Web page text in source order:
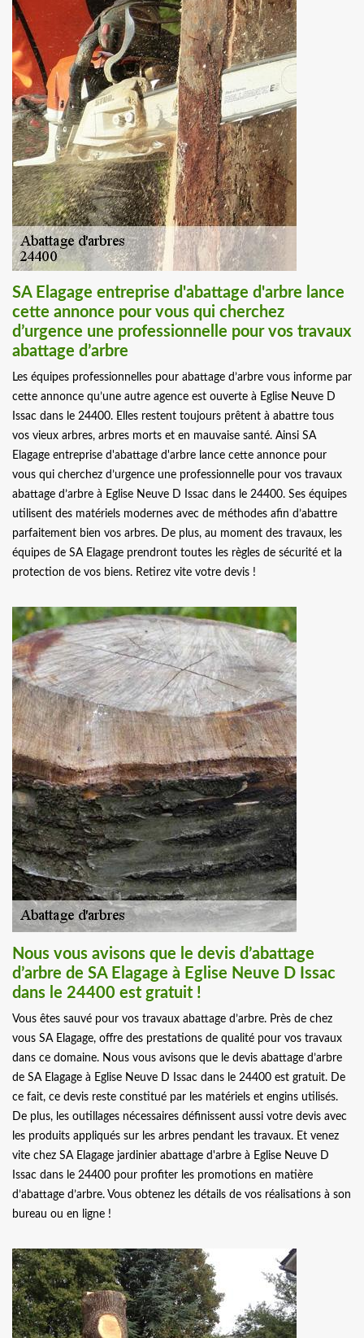
SA Elagage entreprise d'abattage d'arbre lance
cette annonce pour vous qui cherchez
d’urgence une professionnelle pour vos travaux
abattage d’arbre
Les équipes professionnelles pour abattage d’arbre vous informe par
cette annonce qu’une autre agence est ouverte à Eglise Neuve D
Issac dans le 24400. Elles restent toujours prêtent à abattre tous
vos vieux arbres, arbres morts et en mauvaise santé. Ainsi SA
Elagage entreprise d'abattage d'arbre lance cette annonce pour
vous qui cherchez d’urgence une professionnelle pour vos travaux
abattage d’arbre à Eglise Neuve D Issac dans le 24400. Ses équipes
utilisent des matériels modernes avec de méthodes afin d’abattre
parfaitement bien vos arbres. De plus, au moment des travaux, les
équipes de SA Elagage prendront toutes les règles de sécurité et la
protection de vos biens. Retirez vite votre devis !
Nous vous avisons que le devis d’abattage
d’arbre de SA Elagage à Eglise Neuve D Issac
dans le 24400 est gratuit !
Vous êtes sauvé pour vos travaux abattage d’arbre. Près de chez
vous SA Elagage, offre des prestations de qualité pour vos travaux
dans ce domaine. Nous vous avisons que le devis abattage d’arbre
de SA Elagage à Eglise Neuve D Issac dans le 24400 est gratuit. De
ce fait, ce devis reste constitué par les matériels et engins utilisés.
De plus, les outillages nécessaires définissent aussi votre devis avec
les produits appliqués sur les arbres pendant les travaux. Et venez
vite chez SA Elagage jardinier abattage d'arbre à Eglise Neuve D
Issac dans le 24400 pour profiter les promotions en matière
d’abattage d’arbre. Vous obtenez les détails de vos réalisations à son
bureau ou en ligne !